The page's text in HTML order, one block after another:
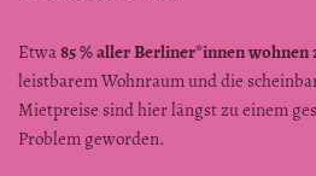
Etwa85 % aller Berliner*innen wohnen
leistbarem Wohnraum und die
Mietpreise sind hier längst zu einem
Problem geworden.